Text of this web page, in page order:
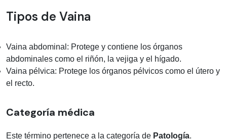
Tipos de Vaina
Vaina abdominal: Protege y contiene los órganos
abdominales como el riñón, la vejiga y el hígado.
Vaina pélvica: Protege los órganos pélvicos como el útero y
el recto.
Categoría médica
Este término pertenece a la categoría de Patología.